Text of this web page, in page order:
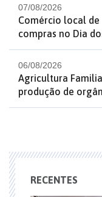
07/08/2026
Comércio local
compras no Dia
06/08/2026
Agricultura
produção de
RECENTES